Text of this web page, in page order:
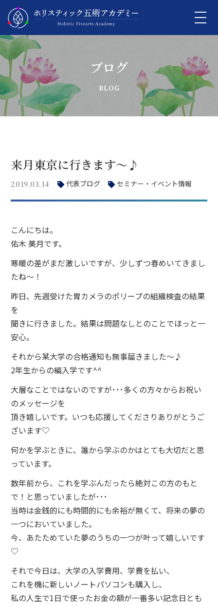
ブログ
来月東京に行きます～♪
2019.03.14 代表ブログ セミナー・イベント情報
こんにちは。
佑木 美月です。
寒暖の差がまだ激しいですが、少しずつ春めいてきまし
たね～！
昨日、先週受けた胃カメラのポリープの組織検査の結果
を
聞きに行きました。結果は問題なしとのことでほっと一
安心。
それから某大学の合格通知も無事届きました～♪
2年生からの編入学です^^
大層なことではないのですが･･･多くの方々からお祝い
のメッセージを
頂き嬉しいです。いつも応援してくださりありがとうご
ざいます♡
何かを学ぶときに、誰から学ぶのかはとても大切だと思
っています。
数年前から、これを学ぶんだったら絶対この方のもと
で！と思っていましたが･･･
当時は金銭的にも時間的にも余裕が無くて、将来の夢の
一つにおいていました。
今、あたためていた夢のうちの一つが叶って嬉しいです
♡
それで今日は、大学の入学費用、学費を払い、
これを機に新しいノートパソコンも購入し、
私の人生で1日で使ったお金の額が一番多い記念日とも